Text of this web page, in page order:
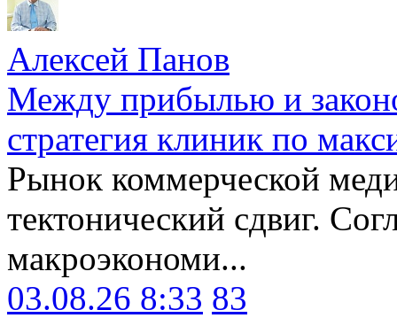
Алексей Панов
Между прибылью и
стратегия клиник по
Рынок коммерческой
тектонический сдвиг.
макроэкономи...
03.08.26 8:33 83